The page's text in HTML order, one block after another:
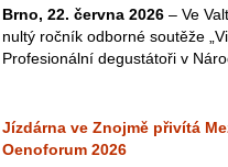
Brno, 22. června 2026 – Ve
nultý ročník odborné soutěže
Profesionální degustátoři v
Jízdárna ve Znojmě přivítá
Oenoforum 2026